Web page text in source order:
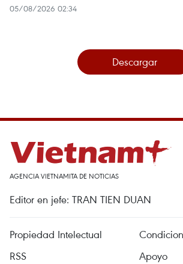
05/08/2026 02:34
Descargar
AGENCIA VIETNAMITA DE NOTICIAS
Editor en jefe: TRAN TIEN DUAN
Propiedad Intelectual
RSS
Apoyo